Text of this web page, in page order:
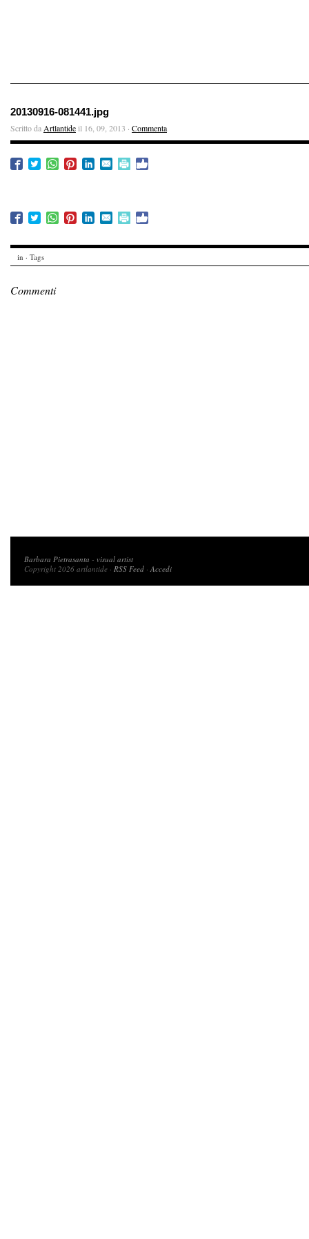
20130916-081441.jpg
Scritto da Artlantideil 16, 09, 2013 · Commenta
in · Tags
Commenti
Barbara Pietrasanta - visual artist
Copyright 2026 artlantide · RSS Feed ·Accedi